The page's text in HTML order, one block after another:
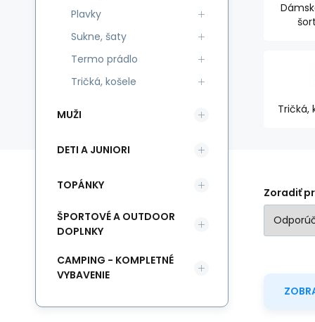
Tričká,
Zoradiť
Plavky
Sukne, šaty
Termo prádlo
Tričká, košele
MUŽI
DETI A JUNIORI
TOPÁNKY
ŠPORTOVÉ A OUTDOOR
DOPLNKY
CAMPING - KOMPLETNÉ
VYBAVENIE